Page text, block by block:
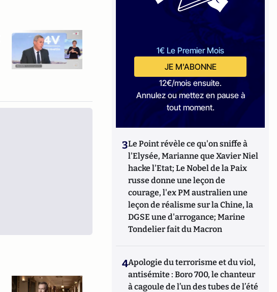
1€ Le Premier Mois
JE M'ABONNE
12€/mois ensuite.
Annulez ou mettez en pause à
tout moment.
3Le Point révèle ce qu'on sniffe à
l'Elysée, Marianne que Xavier Niel
hacke l'Etat; Le Nobel de la Paix
russe donne une leçon de
courage, l'ex PM australien une
leçon de réalisme sur la Chine, la
DGSE une d'arrogance; Marine
Tondelier fait du Macron
4Apologie du terrorisme et du viol,
antisémite : Boro 700, le chanteur
à cagoule de l’un des tubes de l’été